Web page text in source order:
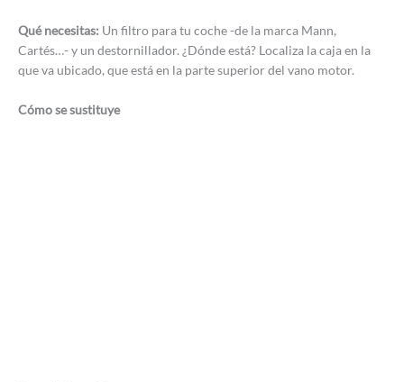
Qué necesitas: Un filtro para tu coche -de la marca Mann,
Cartés…- y un destornillador. ¿Dónde está? Localiza la caja en la
que va ubicado, que está en la parte superior del vano motor.
Cómo se sustituye